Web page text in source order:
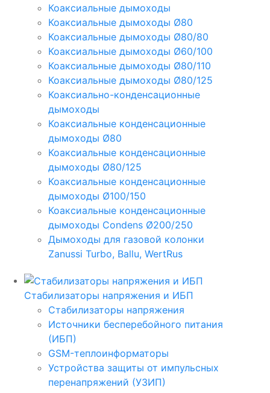
Коаксиальные дымоходы
Коаксиальные дымоходы Ø80
Коаксиальные дымоходы Ø80/80
Коаксиальные дымоходы Ø60/100
Коаксиальные дымоходы Ø80/110
Коаксиальные дымоходы Ø80/125
Коаксиально-конденсационные
дымоходы
Коаксиальные конденсационные
дымоходы Ø80
Коаксиальные конденсационные
дымоходы Ø80/125
Коаксиальные конденсационные
дымоходы Ø100/150
Коаксиальные конденсационные
дымоходы Condens Ø200/250
Дымоходы для газовой колонки
Zanussi Turbo, Ballu, WertRus
Стабилизаторы напряжения и ИБП
Стабилизаторы напряжения
Источники бесперебойного питания
(ИБП)
GSM-теплоинформаторы
Устройства защиты от импульсных
перенапряжений (УЗИП)